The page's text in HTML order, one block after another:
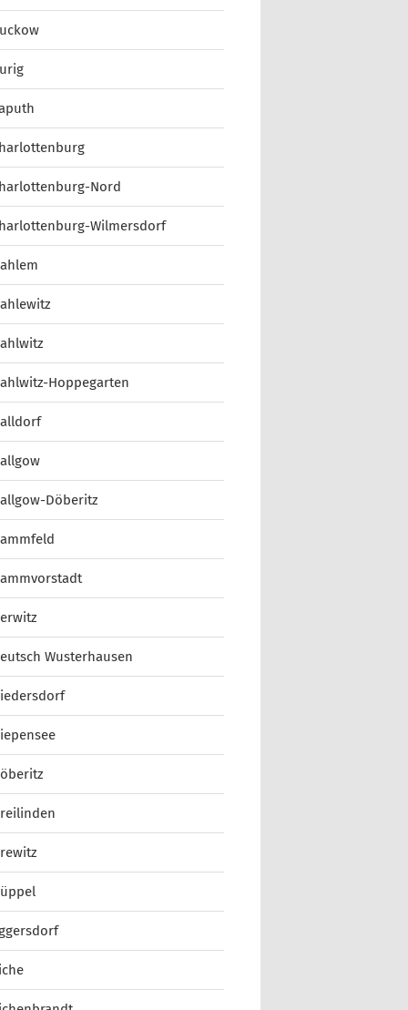
Nord
Wilmersdorf
Hoppegarten
Döberitz
Wusterhausen